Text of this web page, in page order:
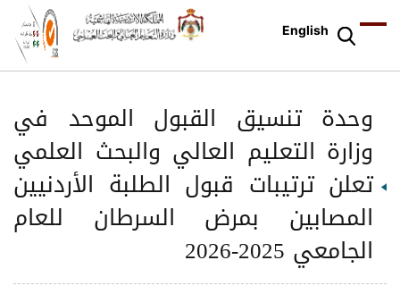
English
وحدة تنسيق القبول الموحد في
وزارة التعليم العالي والبحث العلمي
تعلن ترتيبات قبول الطلبة الأردنيين
المصابين بمرض السرطان للعام
الجامعي 2025-2026